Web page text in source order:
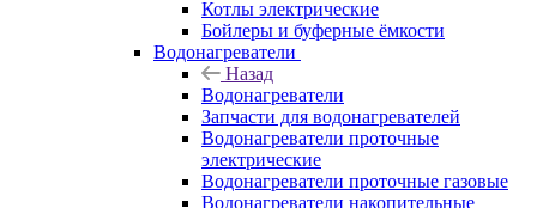
Котлы электрические
Бойлеры и буферные ёмкости
Водонагреватели
Назад
Водонагреватели
Запчасти для водонагревателей
Водонагреватели проточные
электрические
Водонагреватели проточные газовые
Водонагреватели накопительные